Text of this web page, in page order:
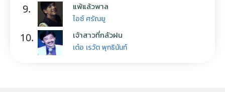
9. แพ้แล้วพาล
ไอซ์ ศรัณยู
10. เจ้าสาวที่กลัวฝน
เต๋อ เรวัต พุทธินันท์